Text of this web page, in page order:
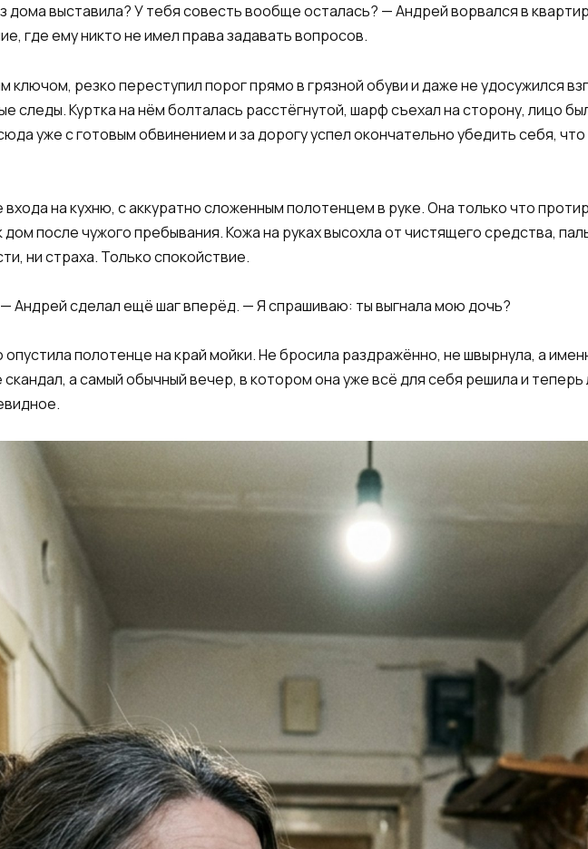
дома выставила? У тебя совесть вообще осталась? — Андрей ворвался в
где ему никто не имел права задавать вопросов.
ключом, резко переступил порог прямо в грязной обуви и даже не удосужился
следы. Куртка на нём болталась расстёгнутой, шарф съехал на сторону, лицо
уже с готовым обвинением и за дорогу успел окончательно убедить себя,
на кухню, с аккуратно сложенным полотенцем в руке. Она только что
после чужого пребывания. Кожа на руках высохла от чистящего средства,
ни страха. Только спокойствие.
Андрей сделал ещё шаг вперёд. — Я спрашиваю: ты выгнала мою дочь?
полотенце на край мойки. Не бросила раздражённо, не швырнула, а
а самый обычный вечер, в котором она уже всё для себя решила и теперь